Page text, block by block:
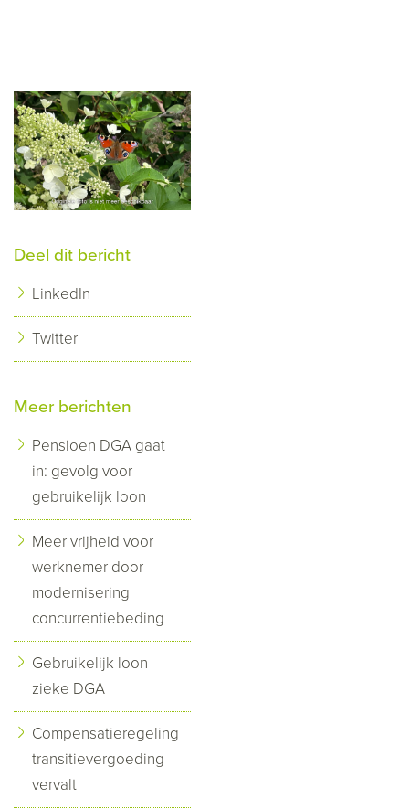
Deel dit bericht
LinkedIn
Twitter
Meer berichten
Pensioen DGA gaat
in: gevolg voor
gebruikelijk loon
Meer vrijheid voor
werknemer door
modernisering
concurrentiebeding
Gebruikelijk loon
zieke DGA
Compensatieregeling
transitievergoeding
vervalt